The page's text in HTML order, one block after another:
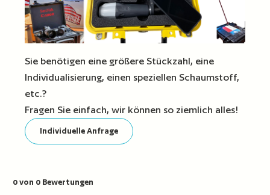
Sie benötigen eine größere Stückzahl, eine
Individualisierung, einen speziellen Schaumstoff,
etc.?
Fragen Sie einfach, wir können so ziemlich alles!
Individuelle Anfrage
0 von 0 Bewertungen